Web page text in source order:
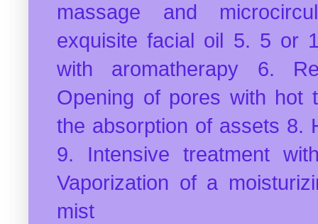
massage and
exquisite facial oil 5. 5 or
with aromatherapy 6.
Opening of pores with hot
the absorption of assets 8.
9. Intensive treatment
Vaporization of a
mist